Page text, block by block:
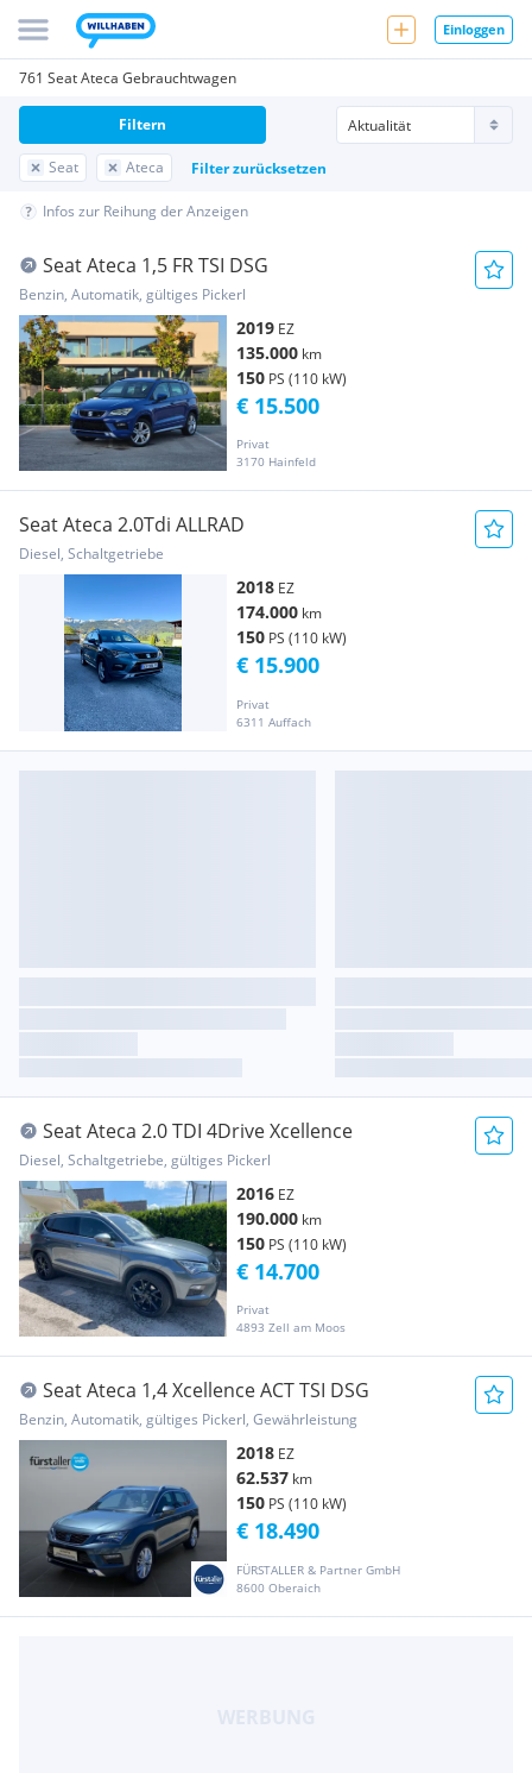
Einloggen
761 Seat Ateca Gebrauchtwagen
Seat Ateca Filter zurücksetzen
Filtern
Infos zur Reihung der Anzeigen
Seat Ateca 1,5 FR TSI DSG
Benzin, Automatik, gültiges Pickerl
2019 EZ
135.000 km
150 PS (110 kW)
Privat
3170 Hainfeld
€ 15.500
Seat Ateca 2.0Tdi ALLRAD
Diesel, Schaltgetriebe
2018 EZ
174.000 km
150 PS (110 kW)
Privat
6311 Auffach
€ 15.900
Seat Ateca 2.0 TDI 4Drive Xcellence
Diesel, Schaltgetriebe, gültiges Pickerl
2016 EZ
190.000 km
150 PS (110 kW)
Privat
4893 Zell am Moos
€ 14.700
Seat Ateca 1,4 Xcellence ACT TSI DSG
Benzin, Automatik, gültiges Pickerl, Gewährleistung
2018 EZ
62.537 km
150 PS (110 kW)
FÜRSTALLER & Partner GmbH
8600 Oberaich
€ 18.490